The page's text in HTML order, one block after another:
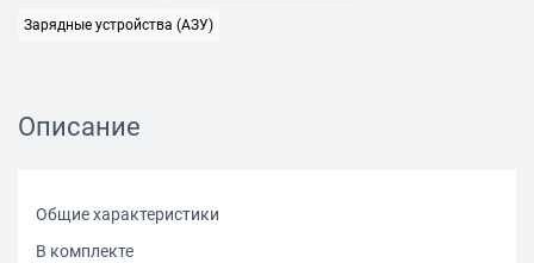
Зарядные устройства (АЗУ)
Описание
Общие характеристики
В комплекте